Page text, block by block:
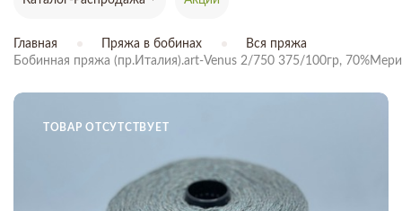
Главная Пряжа в бобинах
Вся пряжа
Бобинная пряжа (пр.Италия).art-Venus 2/750 375/100гр,
ТОВАР ОТСУТСТВУЕТ